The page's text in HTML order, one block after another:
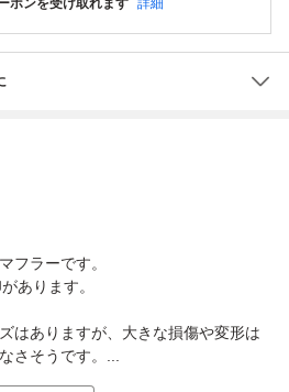
ポンを受け取れます 詳細
フラーです。
あります。
はありますが、大きな損傷や変形は
さそうです。...